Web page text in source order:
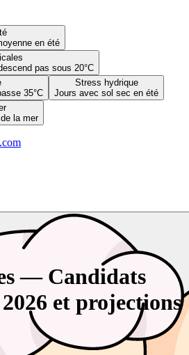
en été
pas sous 20°C
35°C
Stress hydrique
Jours avec sol sec en été
la mer
— Candidats
et projections